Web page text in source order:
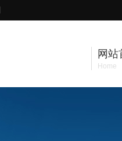
网站
Home